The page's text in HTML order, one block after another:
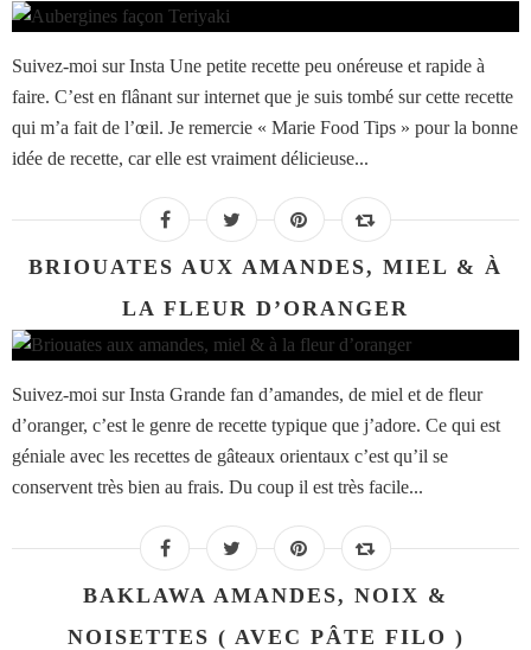
Suivez-moi sur Insta Une petite recette peu onéreuse et rapide à
faire. C’est en flânant sur internet que je suis tombé sur cette recette
qui m’a fait de l’œil. Je remercie « Marie Food Tips » pour la bonne
idée de recette, car elle est vraiment délicieuse...
BRIOUATES AUX AMANDES, MIEL & À
LA FLEUR D’ORANGER
Suivez-moi sur Insta Grande fan d’amandes, de miel et de fleur
d’oranger, c’est le genre de recette typique que j’adore. Ce qui est
géniale avec les recettes de gâteaux orientaux c’est qu’il se
conservent très bien au frais. Du coup il est très facile...
BAKLAWA AMANDES, NOIX &
NOISETTES ( AVEC PÂTE FILO )